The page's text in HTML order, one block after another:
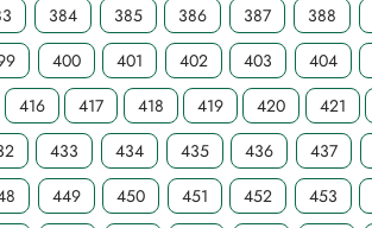
384 385 386 387 388
400 401 402 403 404
416
417 418 419 420 421
433 434 435 436 437
449 450 451 452 453